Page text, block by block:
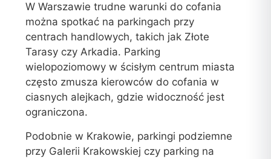
W Warszawie trudne warunki do cofania
można spotkać na parkingach przy
centrach handlowych, takich jak Złote
Tarasy czy Arkadia. Parking
wielopoziomowy w ścisłym centrum miasta
często zmusza kierowców do cofania w
ciasnych alejkach, gdzie widoczność jest
ograniczona.
Podobnie w Krakowie, parkingi podziemne
przy Galerii Krakowskiej czy parking na